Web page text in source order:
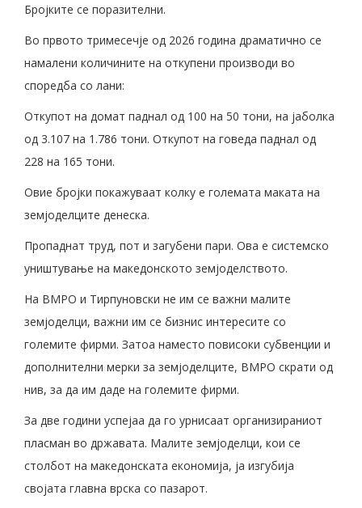
Бројките се поразителни.
Во првото тримесечје од 2026 година драматично се
намалени количините на откупени производи во
споредба со лани:
Откупот на домат паднал од 100 на 50 тони, на јаболка
од 3.107 на 1.786 тони. Откупот на говеда паднал од
228 на 165 тони.
Овие бројки покажуваат колку е големата маката на
земјоделците денеска.
Пропаднат труд, пот и загубени пари. Ова е системско
уништување на македонското земјоделството.
На ВМРО и Тирпуновски не им се важни малите
земјоделци, важни им се бизнис интересите со
големите фирми. Затоа наместо повисоки субвенции и
дополнителни мерки за земјоделците, ВМРО скрати од
нив, за да им даде на големите фирми.
За две години успејаа да го урнисаат организираниот
пласман во државата. Малите земјоделци, кои се
столбот на македонската економија, ја изгубија
својата главна врска со пазарот.